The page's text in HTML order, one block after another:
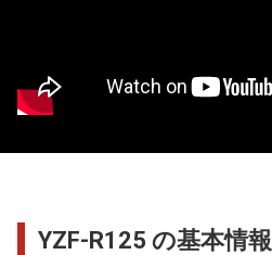
YZF-R125 の基本情報